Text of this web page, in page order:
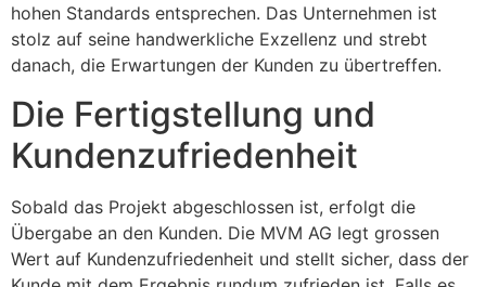
hohen Standards entsprechen. Das Unternehmen ist
stolz auf seine handwerkliche Exzellenz und strebt
danach, die Erwartungen der Kunden zu übertreffen.
Die Fertigstellung und
Kundenzufriedenheit
Sobald das Projekt abgeschlossen ist, erfolgt die
Übergabe an den Kunden. Die MVM AG legt grossen
Wert auf Kundenzufriedenheit und stellt sicher, dass der